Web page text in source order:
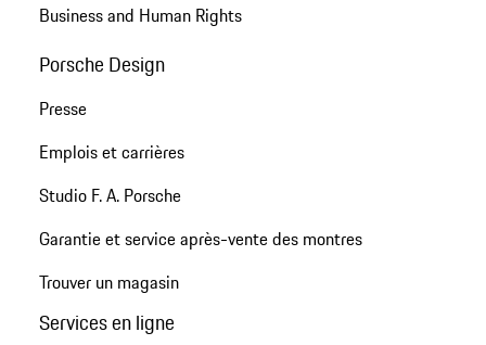
Business and Human Rights
Porsche Design
Presse
Emplois et carrières
Studio F. A. Porsche
Garantie et service après-vente des montres
Trouver un magasin
Services en ligne